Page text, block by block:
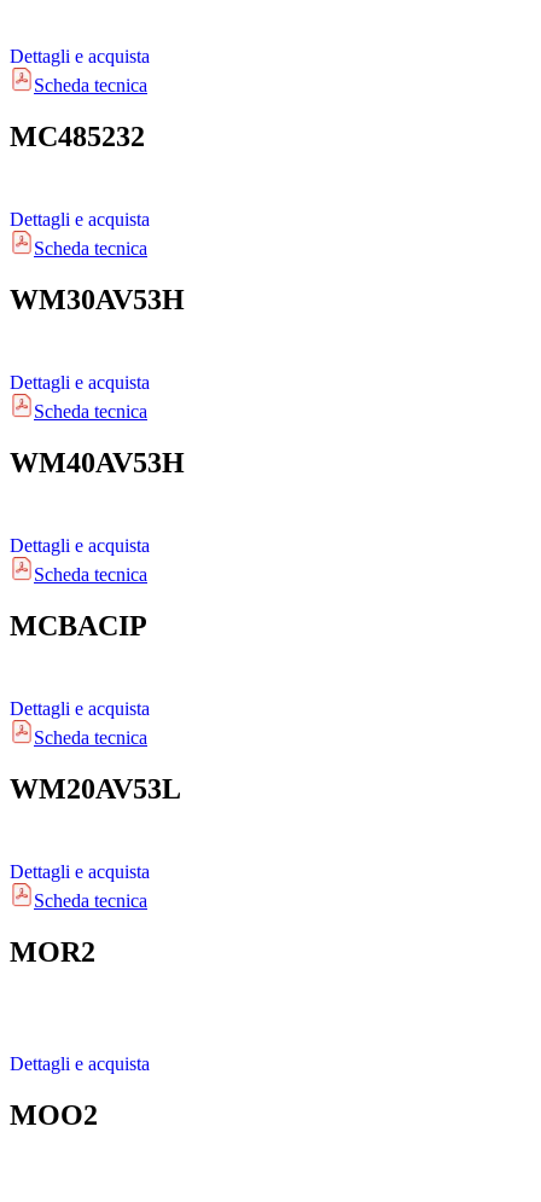
Dettagli e acquista
Scheda tecnica
MC485232
Dettagli e acquista
Scheda tecnica
WM30AV53H
Dettagli e acquista
Scheda tecnica
WM40AV53H
Dettagli e acquista
Scheda tecnica
MCBACIP
Dettagli e acquista
Scheda tecnica
WM20AV53L
Dettagli e acquista
Scheda tecnica
MOR2
Dettagli e acquista
MOO2